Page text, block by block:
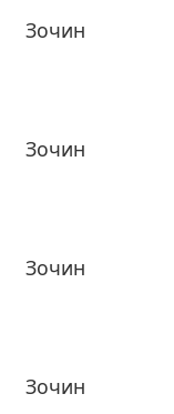
Зочин
Зочин
Зочин
Зочин